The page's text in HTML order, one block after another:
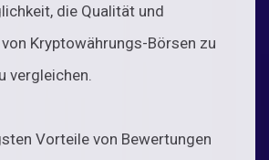
die Qualität und
Kryptowährungs-Börsen zu
vergleichen.
Vorteile von Bewertungen